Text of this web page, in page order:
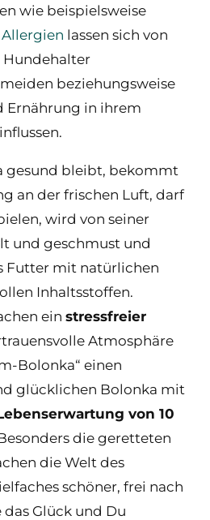
wie beispielsweise
Allergien lassen sich von
beziehungsweise
Ernährung in ihrem
gesund bleibt, bekommt
an der frischen Luft, darf
wird von seiner
und geschmust und
Futter mit natürlichen
Inhaltsstoffen.
ein stressfreier
Atmosphäre
Bolonka“ einen
glücklichen Bolonka mit
von 10
die geretteten
die Welt des
schöner, frei nach
Glück und Du